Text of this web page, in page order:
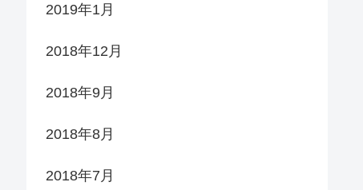
2019年1月
2018年12月
2018年9月
2018年8月
2018年7月